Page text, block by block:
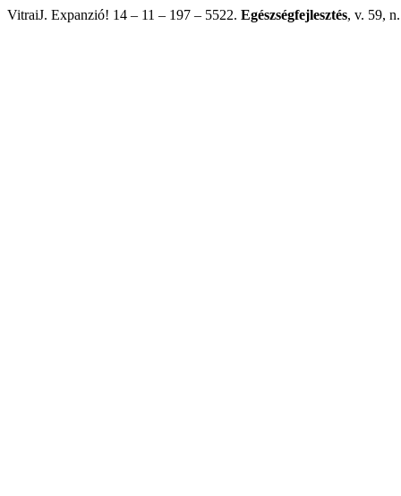
VitraiJ. Expanzió! 14 – 11 – 197 – 5522. Egészségfejlesztés, v. 59,